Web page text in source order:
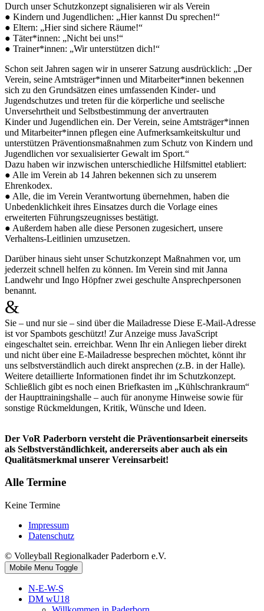
Durch unser Schutzkonzept signalisieren wir als Verein
● Kindern und Jugendlichen: „Hier kannst Du sprechen!“
● Eltern: „Hier sind sichere Räume!“
● Täter*innen: „Nicht bei uns!“
● Trainer*innen: „Wir unterstützen dich!“
Schon seit Jahren sagen wir in unserer Satzung ausdrücklich: „Der
Verein, seine Amtsträger*innen und Mitarbeiter*innen bekennen
sich zu den Grundsätzen eines umfassenden Kinder- und
Jugendschutzes und treten für die körperliche und seelische
Unversehrtheit und Selbstbestimmung der anvertrauten
Kinder und Jugendlichen ein. Der Verein, seine Amtsträger*innen
und Mitarbeiter*innen pflegen eine Aufmerksamkeitskultur und
unterstützen Präventionsmaßnahmen zum Schutz von Kindern und
Jugendlichen vor sexualisierter Gewalt im Sport.“
Dazu haben wir inzwischen unterschiedliche Hilfsmittel etabliert:
● Alle im Verein ab 14 Jahren bekennen sich zu unserem
Ehrenkodex.
● Alle, die im Verein Verantwortung übernehmen, haben die
Unbedenklichkeit ihres Einsatzes durch die Vorlage eines
erweiterten Führungszeugnisses bestätigt.
● Außerdem haben alle diese Personen zugesichert, unsere
Verhaltens-Leitlinien umzusetzen.
Darüber hinaus sieht unser Schutzkonzept Maßnahmen vor, um
jederzeit schnell helfen zu können. Im Verein sind mit Janna
Landwehr und Ingo Höpfner zwei geschulte Ansprechpersonen
benannt.
&
Sie – und nur sie – sind über die Mailadresse Diese E-Mail-Adresse
ist vor Spambots geschützt! Zur Anzeige muss JavaScript
eingeschaltet sein. erreichbar. Wenn Ihr ein Anliegen lieber direkt
und nicht über eine E-Mailadresse besprechen möchtet, könnt ihr
uns selbstverständlich auch direkt ansprechen (z.B. in der Halle).
Weitere detaillierte Informationen findet ihr im Schutzkonzept.
Schließlich gibt es noch einen Briefkasten im „Kühlschrankraum“
der Haupttrainingshalle – auch für anonyme Hinweise sowie für
sonstige Rückmeldungen, Kritik, Wünsche und Ideen.
Der VoR Paderborn versteht die Präventionsarbeit einerseits
als Selbstverständlichkeit, andererseits aber auch als ein
Qualitätsmerkmal unserer Vereinsarbeit!
Alle Termine
Keine Termine
Impressum
Datenschutz
© Volleyball Regionalkader Paderborn e.V.
Mobile Menu Toggle
N-E-W-S
DM wU18